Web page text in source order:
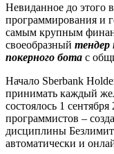
Невиданное до этого
программирования и
самым крупным
своеобразный тендер
покерного бота с
Начало Sberbank
принимать каждый
состоялось 1
программистов –
дисциплины
автоматически и